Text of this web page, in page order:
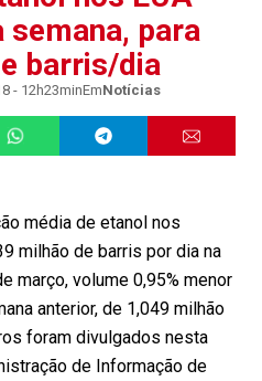
semana, para
barris/dia
- 12h23minEmNotícias
média de etanol nos
milhão de barris por dia na
março, volume 0,95% menor
anterior, de 1,049 milhão
foram divulgados nesta
de Informação de